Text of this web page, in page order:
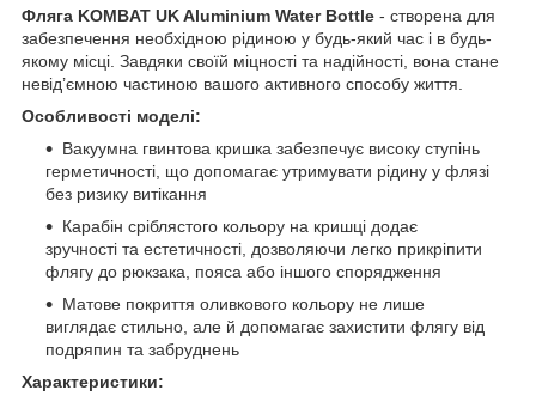
Фляга KOMBAT UK Aluminium Water Bottle - створена для
забезпечення необхідною рідиною у будь-який час і в будь-
якому місці. Завдяки своїй міцності та надійності, вона стане
невід’ємною частиною вашого активного способу життя.
Особливості моделі:
Вакуумна гвинтова кришка забезпечує високу ступінь
герметичності, що допомагає утримувати рідину у флязі
без ризику витікання
Карабін сріблястого кольору на кришці додає
зручності та естетичності, дозволяючи легко прикріпити
флягу до рюкзака, пояса або іншого спорядження
Матове покриття оливкового кольору не лише
виглядає стильно, але й допомагає захистити флягу від
подряпин та забруднень
Характеристики: